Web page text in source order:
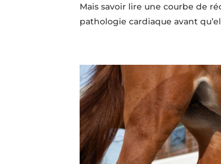
Mais savoir lire une courbe de
pathologie cardiaque avant